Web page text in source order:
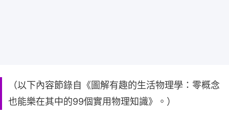
（以下內容節錄自《圖解有趣的生活物理學：零概念
也能樂在其中的99個實用物理知識》。）